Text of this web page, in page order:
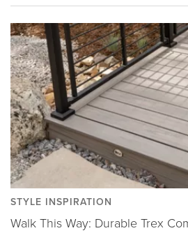
STYLE INSPIRATION
Walk This Way: Durable Trex